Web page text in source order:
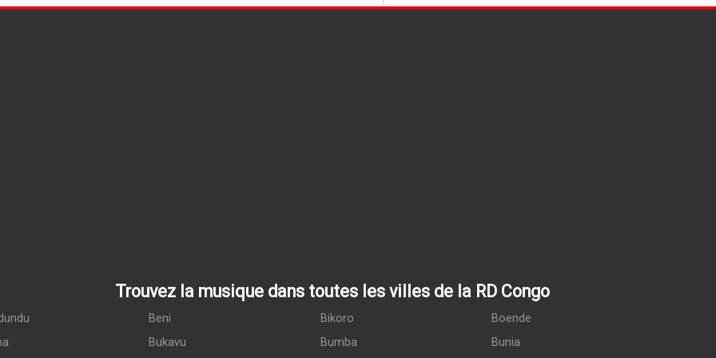
Trouvez la musique dans toutes les villes de la RD Congo
Beni Bikoro
Boende
Bukavu Bumba Bunia